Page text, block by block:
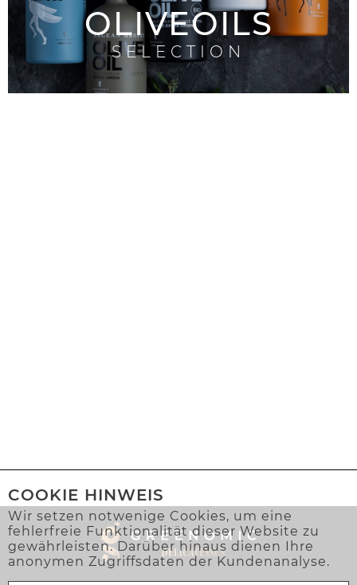
OLIVEOILS
SELECTION
COOKIE HINWEIS
Wir setzen notwenige Cookies, um eine
fehlerfreie Funktionalität dieser Website zu
gewährleisten. Darüber hinaus dienen Ihre
anonymen Zugriffsdaten der Kundenanalyse.